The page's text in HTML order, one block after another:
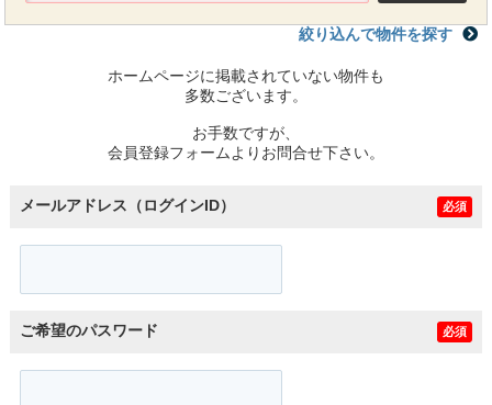
絞り込んで物件を探す
ホームページに掲載されていない物件も
多数ございます。
お手数ですが、
会員登録フォームよりお問合せ下さい。
メールアドレス（ログインID） 必須
ご希望のパスワード 必須